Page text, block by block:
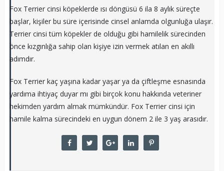
Fox Terrier cinsi köpeklerde ısı döngüsü 6 ila 8 aylık süreçte
başlar, kişiler bu süre içerisinde cinsel anlamda olgunluğa ulaşır.
Terrier cinsi tüm köpekler de olduğu gibi hamilelik sürecinden
önce kızgınlığa sahip olan kişiye izin vermek atılan en akıllı
adımdır.
Fox Terrier kaç yaşına kadar yaşar ya da çiftleşme esnasında
yardıma ihtiyaç duyar mı gibi birçok konu hakkında veteriner
hekimden yardım almak mümkündür. Fox Terrier cinsi için
hamile kalma sürecindeki en uygun dönem 2 ile 3 yaş arasıdır.